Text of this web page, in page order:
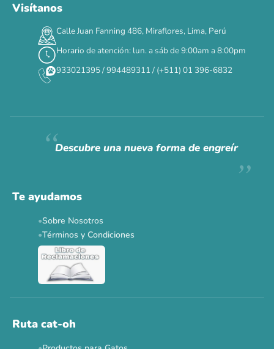
Visítanos
Calle Juan Fanning 486, Miraflores, Lima, Perú
Horario de atención: lun. a sáb de 9:00am a 8:00pm
933021395 / 994489311 / (+511) 01 396-6832
Descubre una nueva forma de engreír
Te ayudamos
Sobre Nosotros
Términos y Condiciones
Ruta cat-oh